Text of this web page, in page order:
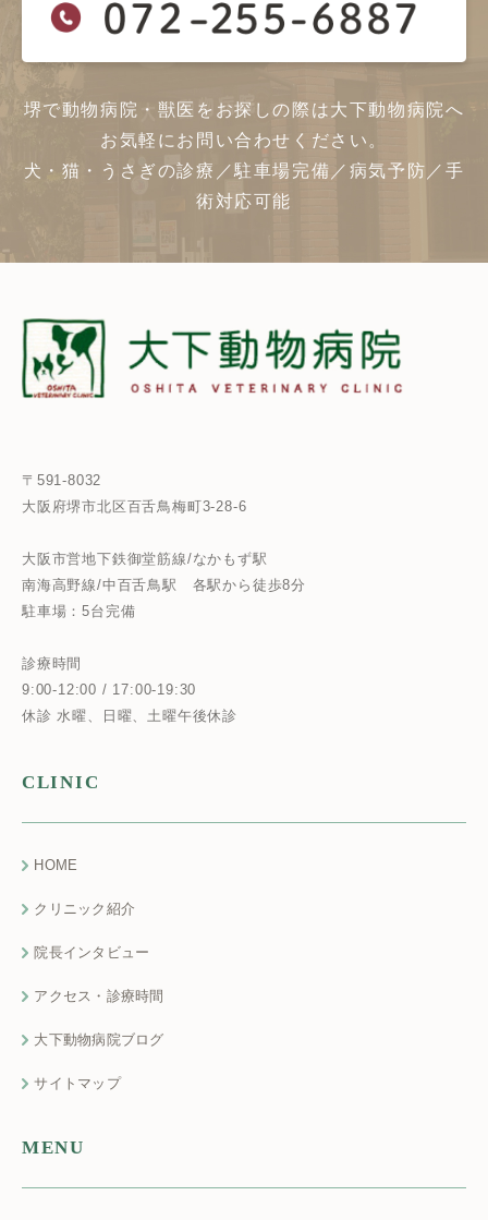
堺で動物病院・獣医をお探しの際は大下動物病院へ
お気軽にお問い合わせください。
犬・猫・うさぎの診療／駐車場完備／病気予防／手
術対応可能
〒591-8032
大阪府堺市北区百舌鳥梅町3-28-6
大阪市営地下鉄御堂筋線/なかもず駅
南海高野線/中百舌鳥駅 各駅から徒歩8分
駐車場：5台完備
診療時間
9:00-12:00 / 17:00-19:30
休診 水曜、日曜、土曜午後休診
CLINIC
HOME
クリニック紹介
院長インタビュー
アクセス・診療時間
大下動物病院ブログ
サイトマップ
MENU